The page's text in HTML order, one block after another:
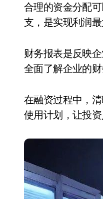
合理的资金分配
支，是实现利润
财务报表是反映
全面了解企业的
在融资过程中，
使用计划，让投